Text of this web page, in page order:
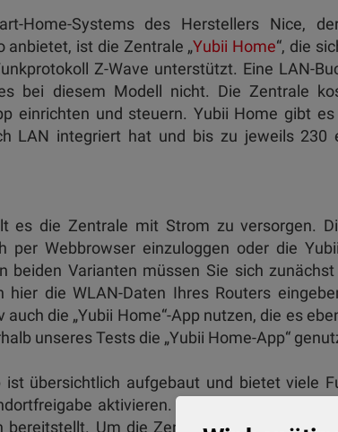
Home-Systems des Herstellers Nice,
anbietet, ist die Zentrale „Yubii Home“, die
Z-Wave unterstützt. Eine LAN-
bei diesem Modell nicht. Die Zentrale
einrichten und steuern. Yubii Home gibt
LAN integriert hat und bis zu jeweils 230
es die Zentrale mit Strom zu versorgen.
per Webbrowser einzuloggen oder die
beiden Varianten müssen Sie sich
hier die WLAN-Daten Ihres Routers
auch die „Yubii Home“-App nutzen, die es
unseres Tests die „Yubii Home-App“
ist übersichtlich aufgebaut und bietet viele
aktivieren. Dies ist notwendig,
bereitstellt. Um die Zentrale auch